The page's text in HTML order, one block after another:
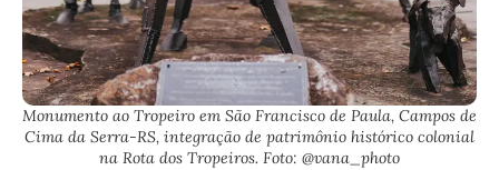
Monumento ao Tropeiro em São Francisco de Paula, Campos de
Cima da Serra-RS, integração de patrimônio histórico colonial
na Rota dos Tropeiros. Foto: @vana_photo